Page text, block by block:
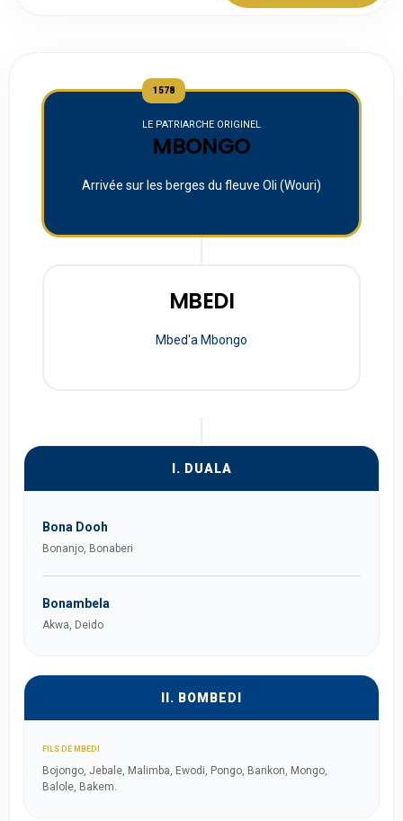
1578
LE PATRIARCHE ORIGINEL
MBONGO
Arrivée sur les berges du fleuve Oli (Wouri)
MBEDI
Mbed'a Mbongo
I. DUALA
Bona Dooh
Bonanjo, Bonaberi
Bonambela
Akwa, Deido
II. BOMBEDI
FILS DE MBEDI
Bojongo, Jebale, Malimba, Ewodi, Pongo, Bankon, Mongo,
Balole, Bakem.